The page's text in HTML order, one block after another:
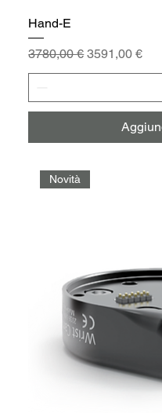
Hand-E
Prezzo regolare
3780,00 €Prezzo
3591,00 €
Novità